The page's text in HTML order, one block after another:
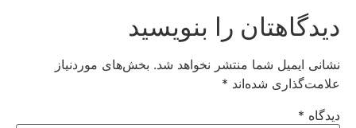
دیدگاهتان را بنویسید
نشانی ایمیل شما منتشر نخواهد شد. بخش‌های موردنیاز
علامت‌گذاری شده‌اند *
دیدگاه *